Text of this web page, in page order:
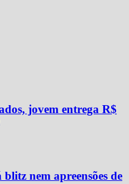
jovem entrega R$
nem apreensões de